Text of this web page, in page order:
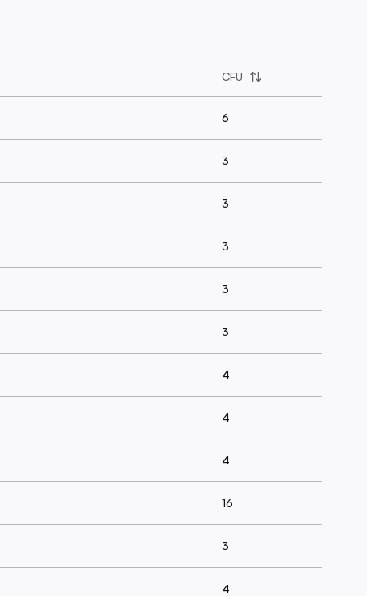
CFU
6
3
3
3
3
3
4
4
4
16
3
4